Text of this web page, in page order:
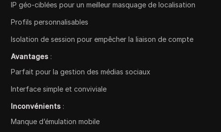
IP géo-ciblées pour un meilleur masquage de localisation
Profils personnalisables
Isolation de session pour empêcher la liaison de compte
Avantages :
Parfait pour la gestion des médias sociaux
Interface simple et conviviale
Inconvénients :
Manque d’émulation mobile